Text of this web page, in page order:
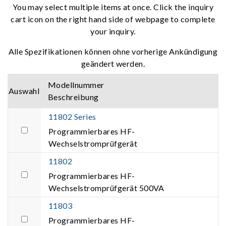
You may select multiple items at once. Click the inquiry
cart icon on the right hand side of webpage to complete
your inquiry.
Alle Spezifikationen können ohne vorherige Ankündigung
geändert werden.
Auswahl
Modellnummer
Beschreibung
11802 Series
Programmierbares HF-
Wechselstromprüfgerät
11802
Programmierbares HF-
Wechselstromprüfgerät 500VA
11803
Programmierbares HF-